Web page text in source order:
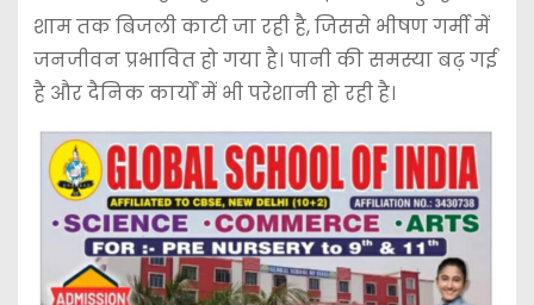
शाम तक बिजली काटी जा रही है, जिससे भीषण गर्मी में
जनजीवन प्रभावित हो गया है। पानी की समस्या बढ़ गई
है और दैनिक कार्यों में भी परेशानी हो रही है।